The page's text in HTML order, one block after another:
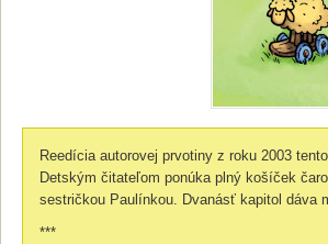
Reedícia autorovej prvotiny z roku 2003
Detským čitateľom ponúka plný košíček
sestričkou Paulínkou. Dvanásť kapitol dáva
***